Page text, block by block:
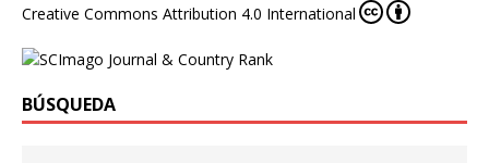
Creative Commons Attribution 4.0 International
BÚSQUEDA